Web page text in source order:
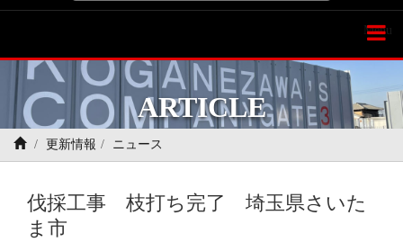
Menu
ARTICLE
更新情報 ニュース
伐採工事 枝打ち完了 埼玉県さいた
ま市